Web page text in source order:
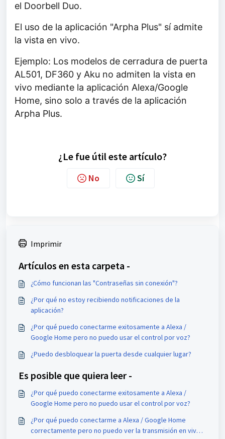
el Doorbell Duo.
El uso de la aplicación "Arpha Plus" sí admite
la vista en vivo.
Ejemplo: Los modelos de cerradura de puerta
AL501, DF360 y Aku no admiten la vista en
vivo mediante la aplicación Alexa/Google
Home, sino solo a través de la aplicación
Arpha Plus.
¿Le fue útil este artículo?
No Sí
Imprimir
Artículos en esta carpeta -
¿Cómo funcionan las "Contraseñas sin conexión"?
¿Por qué no estoy recibiendo notificaciones de la
aplicación?
¿Por qué puedo conectarme exitosamente a Alexa /
Google Home pero no puedo usar el control por voz?
¿Puedo desbloquear la puerta desde cualquier lugar?
Es posible que quiera leer -
¿Por qué puedo conectarme exitosamente a Alexa /
Google Home pero no puedo usar el control por voz?
¿Por qué puedo conectarme a Alexa / Google Home
correctamente pero no puedo ver la transmisión en vivo